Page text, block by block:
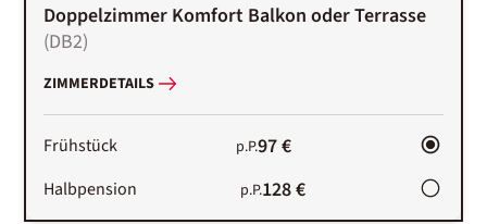
Doppelzimmer Komfort Balkon oder Terrasse
(DB2)
ZIMMERDETAILS
Frühstück p.P.97 €
Halbpension p.P.128 €